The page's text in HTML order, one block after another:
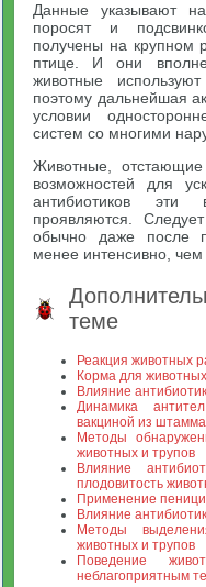
Данные указывают
поросят и
получены на крупном
птице. И они вполне
животные
поэтому дальнейшая
условии
систем со многими
Животные,
возможностей для
антибиотиков
проявляются.
обычно даже после
менее интенсивно,
теме
Реакция животных
Корма для
Влияние
Динамика
вакциной из
Методы
животных и трупов
Влияние
плодовитость
Применение
Влияние
Методы
животных и трупов
Поведение
неблагоприятным